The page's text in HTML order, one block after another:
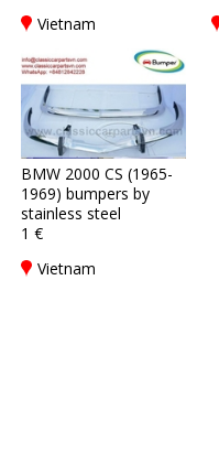
Vietnam
BMW 2000 CS (1965-
1969) bumpers by
stainless steel
1 €
Vietnam